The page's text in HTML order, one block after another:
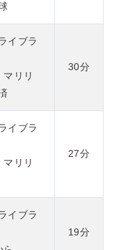
イブラ
リリ
30分
イブラ
リリ
27分
イブラ
19分